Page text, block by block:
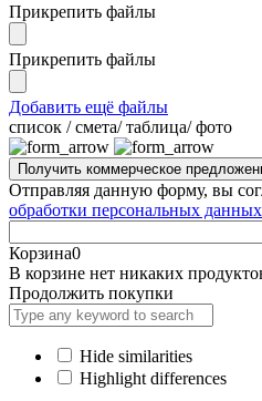
Прикрепить файлы
Прикрепить файлы
Добавить ещё файлы
cписок / смета/ таблица/ фото
Отправляя данную форму, вы
обработки персональных данных
Корзина0
В корзине нет никаких
Продолжить покупки
Hide similarities
Highlight differences